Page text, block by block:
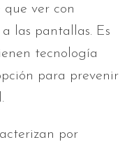
ver con
las pantallas. Es
tecnología
para prevenir
por